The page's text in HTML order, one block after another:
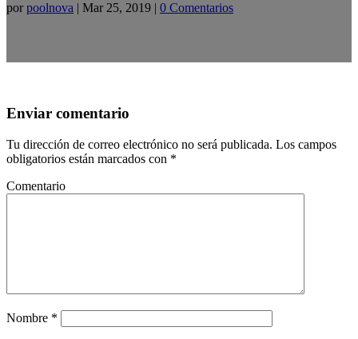
porpoolnova | Mar 25, 2019 | 0 Comentarios
Enviar comentario
Tu dirección de correo electrónico no será publicada. Los campos
obligatorios están marcados con *
Comentario
Nombre *